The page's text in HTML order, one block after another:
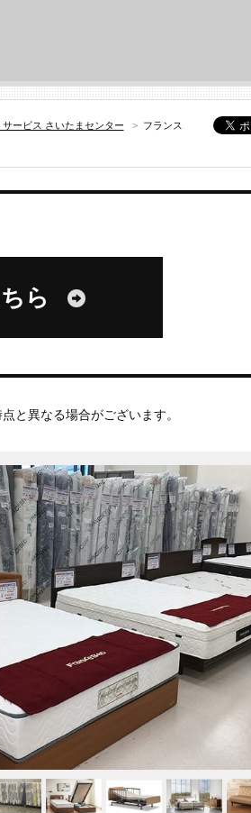
ービス さいたまセンター >
フランス
ら
と異なる場合がございます。